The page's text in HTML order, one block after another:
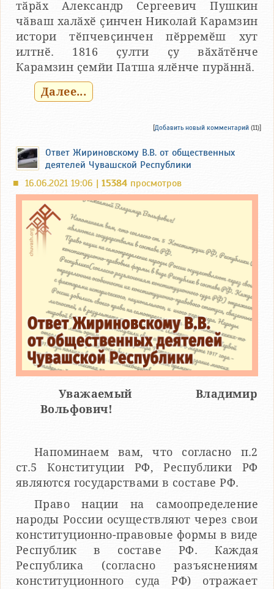
тӑрӑх Александр Сергеевич Пушкин
чӑваш халӑхӗ ҫинчен Николай Карамзин
истори тӗпчевҫинчен пӗрремӗш хут
илтнӗ. 1816 ҫулти ҫу вӑхӑтӗнче
Карамзин ҫемйи Патша ялӗнче пурӑннӑ.
Далее...
[Добавить новый комментарий (11)]
Ответ Жириновскому В.В. от общественных
деятелей Чувашской Республики
■ 16.06.2021 19:06 | 15384 просмотров
Уважаемый Владимир
Вольфович!
Напоминаем вам, что согласно п.2
ст.5 Конституции РФ, Республики РФ
являются государствами в составе РФ.
Право нации на самоопределение
народы России осуществляют через свои
конституционно-правовые формы в виде
Республик в составе РФ. Каждая
Республика (согласно разъяснениям
конституционного суда РФ) отражает